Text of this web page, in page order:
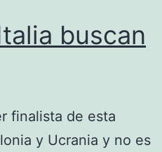
buscan
finalista de esta
y Ucrania y no es